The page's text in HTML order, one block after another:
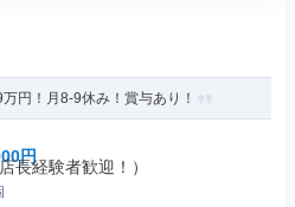
円！月8-9休み！賞与あり！
円
長経験者歓迎！）